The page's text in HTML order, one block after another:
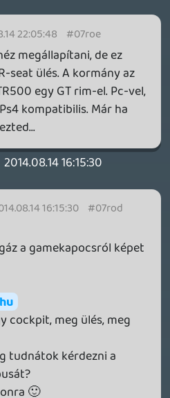
#07ro8
08:51:24
#07ro7
mondhattatok
látom a potenciált
100(0)+ órán
annyit lát a
a monstát aki
akkor van
A játékmenet
MMORPG.
Overdrive-ot
volna az
itt az
pozitívan
a